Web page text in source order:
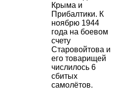
Крыма и
Прибалтики. К
ноябрю 1944
года на боевом
счету
Старовойтова и
его товарищей
числилось 6
сбитых
самолётов.